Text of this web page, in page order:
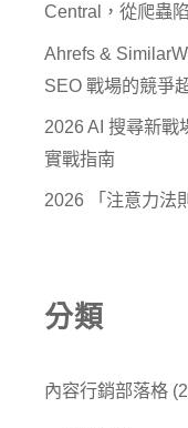
Central，從爬蟲
Ahrefs &
SEO 戰場的競爭
2026 AI 搜尋新戰
實戰指南
2026 「注意力法
分類
內容行銷部落格